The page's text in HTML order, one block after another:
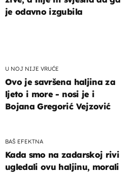
je odavno izgubila
U NOJ NIJE VRUĆE
Ovo je savršena haljina za
ljeto i more - nosi je i
Bojana Gregorić Vejzović
BAŠ EFEKTNA
Kada smo na zadarskoj rivi
ugledali ovu haljinu, morali